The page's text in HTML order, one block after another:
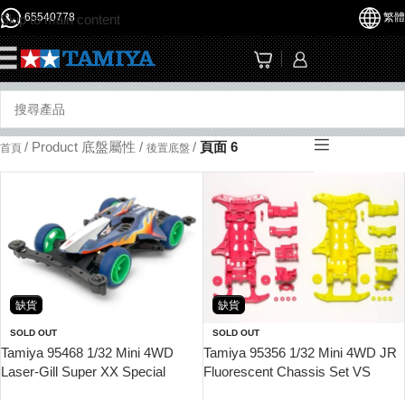
Skip to main content
65540778 繁體
首頁 / Product 底盤屬性 / 後置底盤 / 頁面 6
缺貨
SOLD OUT
Tamiya 95468 1/32 Mini 4WD
Laser-Gill Super XX Special
缺貨
SOLD OUT
Tamiya 95356 1/32 Mini 4WD JR
Fluorescent Chassis Set VS